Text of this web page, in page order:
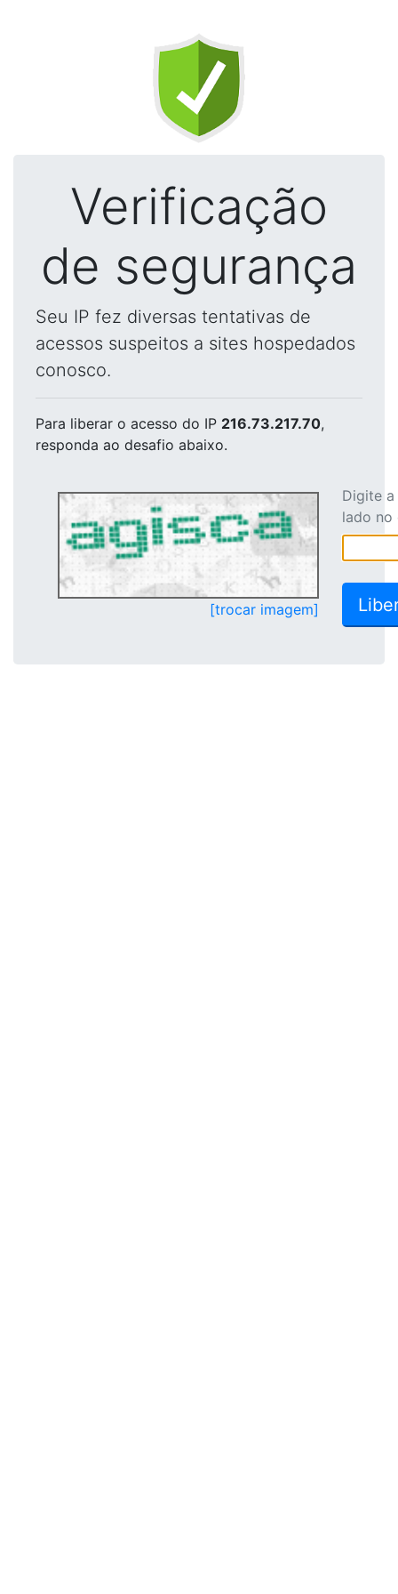
Verificação
de segurança
Seu IP fez diversas tentativas de
acessos suspeitos a sites hospedados
conosco.
Para liberar o acesso do IP 216.73.217.70,
responda ao desafio abaixo.
[trocar imagem]
Digite
lado no